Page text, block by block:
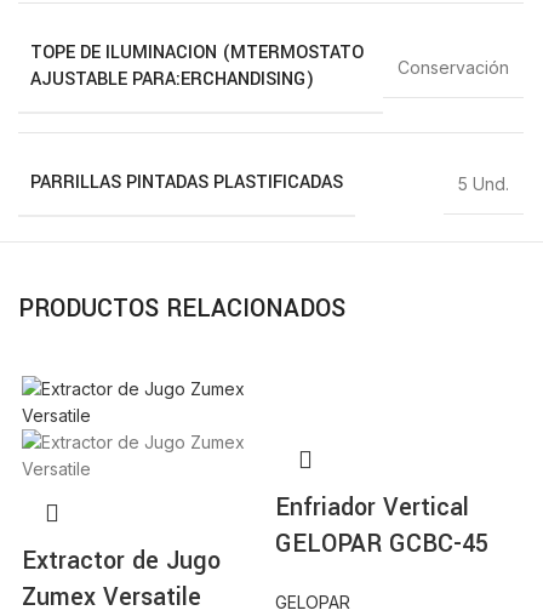
TOPE DE ILUMINACION (MTERMOSTATO
AJUSTABLE PARA:ERCHANDISING)
Conservación
PARRILLAS PINTADAS PLASTIFICADAS 5 Und.
PRODUCTOS RELACIONADOS
Extractor de Jugo
Zumex Versatile
Enfriador Vertical
GELOPAR GCBC-45
GELOPAR